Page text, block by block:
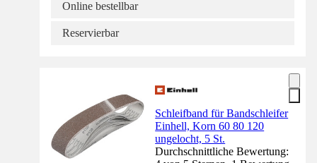
Online bestellbar
Reservierbar
Schleifband für Bandschleifer
Einhell, Korn 60 80 120
ungelocht, 5 St.
Durchschnittliche Bewertung: